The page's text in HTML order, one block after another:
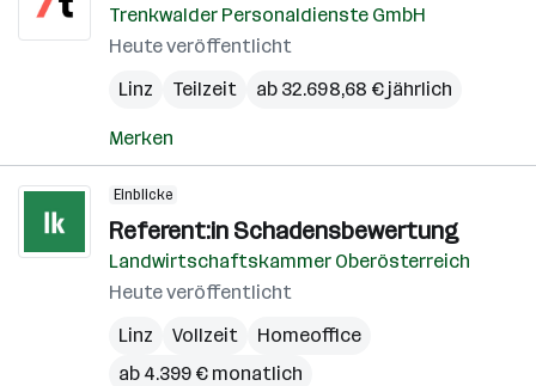
Trenkwalder Personaldienste GmbH
Heute veröffentlicht
Linz
Teilzeit ab 32.698,68 € jährlich
Merken
Einblicke
Referent:in Schadensbewertung
Landwirtschaftskammer Oberösterreich
Heute veröffentlicht
Linz
Vollzeit
Homeoffice
ab 4.399 € monatlich